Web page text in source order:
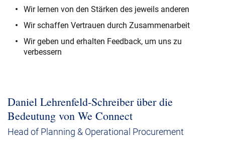
Wir lernen von den Stärken des jeweils anderen
Wir schaffen Vertrauen durch Zusammenarbeit
Wir geben und erhalten Feedback, um uns zu
verbessern
Daniel Lehrenfeld-Schreiber über die
Bedeutung von We Connect
Head of Planning & Operational Procurement